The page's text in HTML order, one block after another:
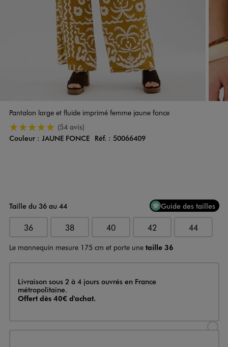
Pantalon large et fluide imprimé femme jaune fonce
5/5 de moyenne(54 avis)
Couleur
Couleur : JAUNE FONCE Réf. : 50066409
Taille du 36 au 44 Guide des tailles
36 38 40 42 44
Le mannequin mesure 175 cm et porte une taille 36
Livraison
Livraison sous 2 à 4 jours ouvrés en France
métropolitaine.
Offert dès 40€ d'achat.